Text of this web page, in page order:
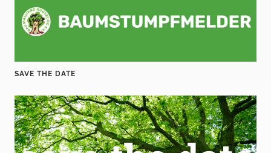
e
t
ä
g
e
SAVE THE DATE